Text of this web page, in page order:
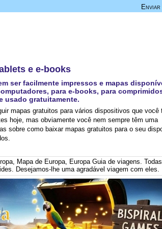
Enviar
e e-books
ser facilmente impressos e mapas
para e-books, para
usado gratuitamente.
mapas gratuitos para vários dispositivos que você
hoje, mas obviamente você nem sempre têm uma
sobre como baixar mapas gratuitos para o seu
, Mapa de Europa, Europa Guia de viagens.
Desejamos-lhe uma agradável viagem com eles.